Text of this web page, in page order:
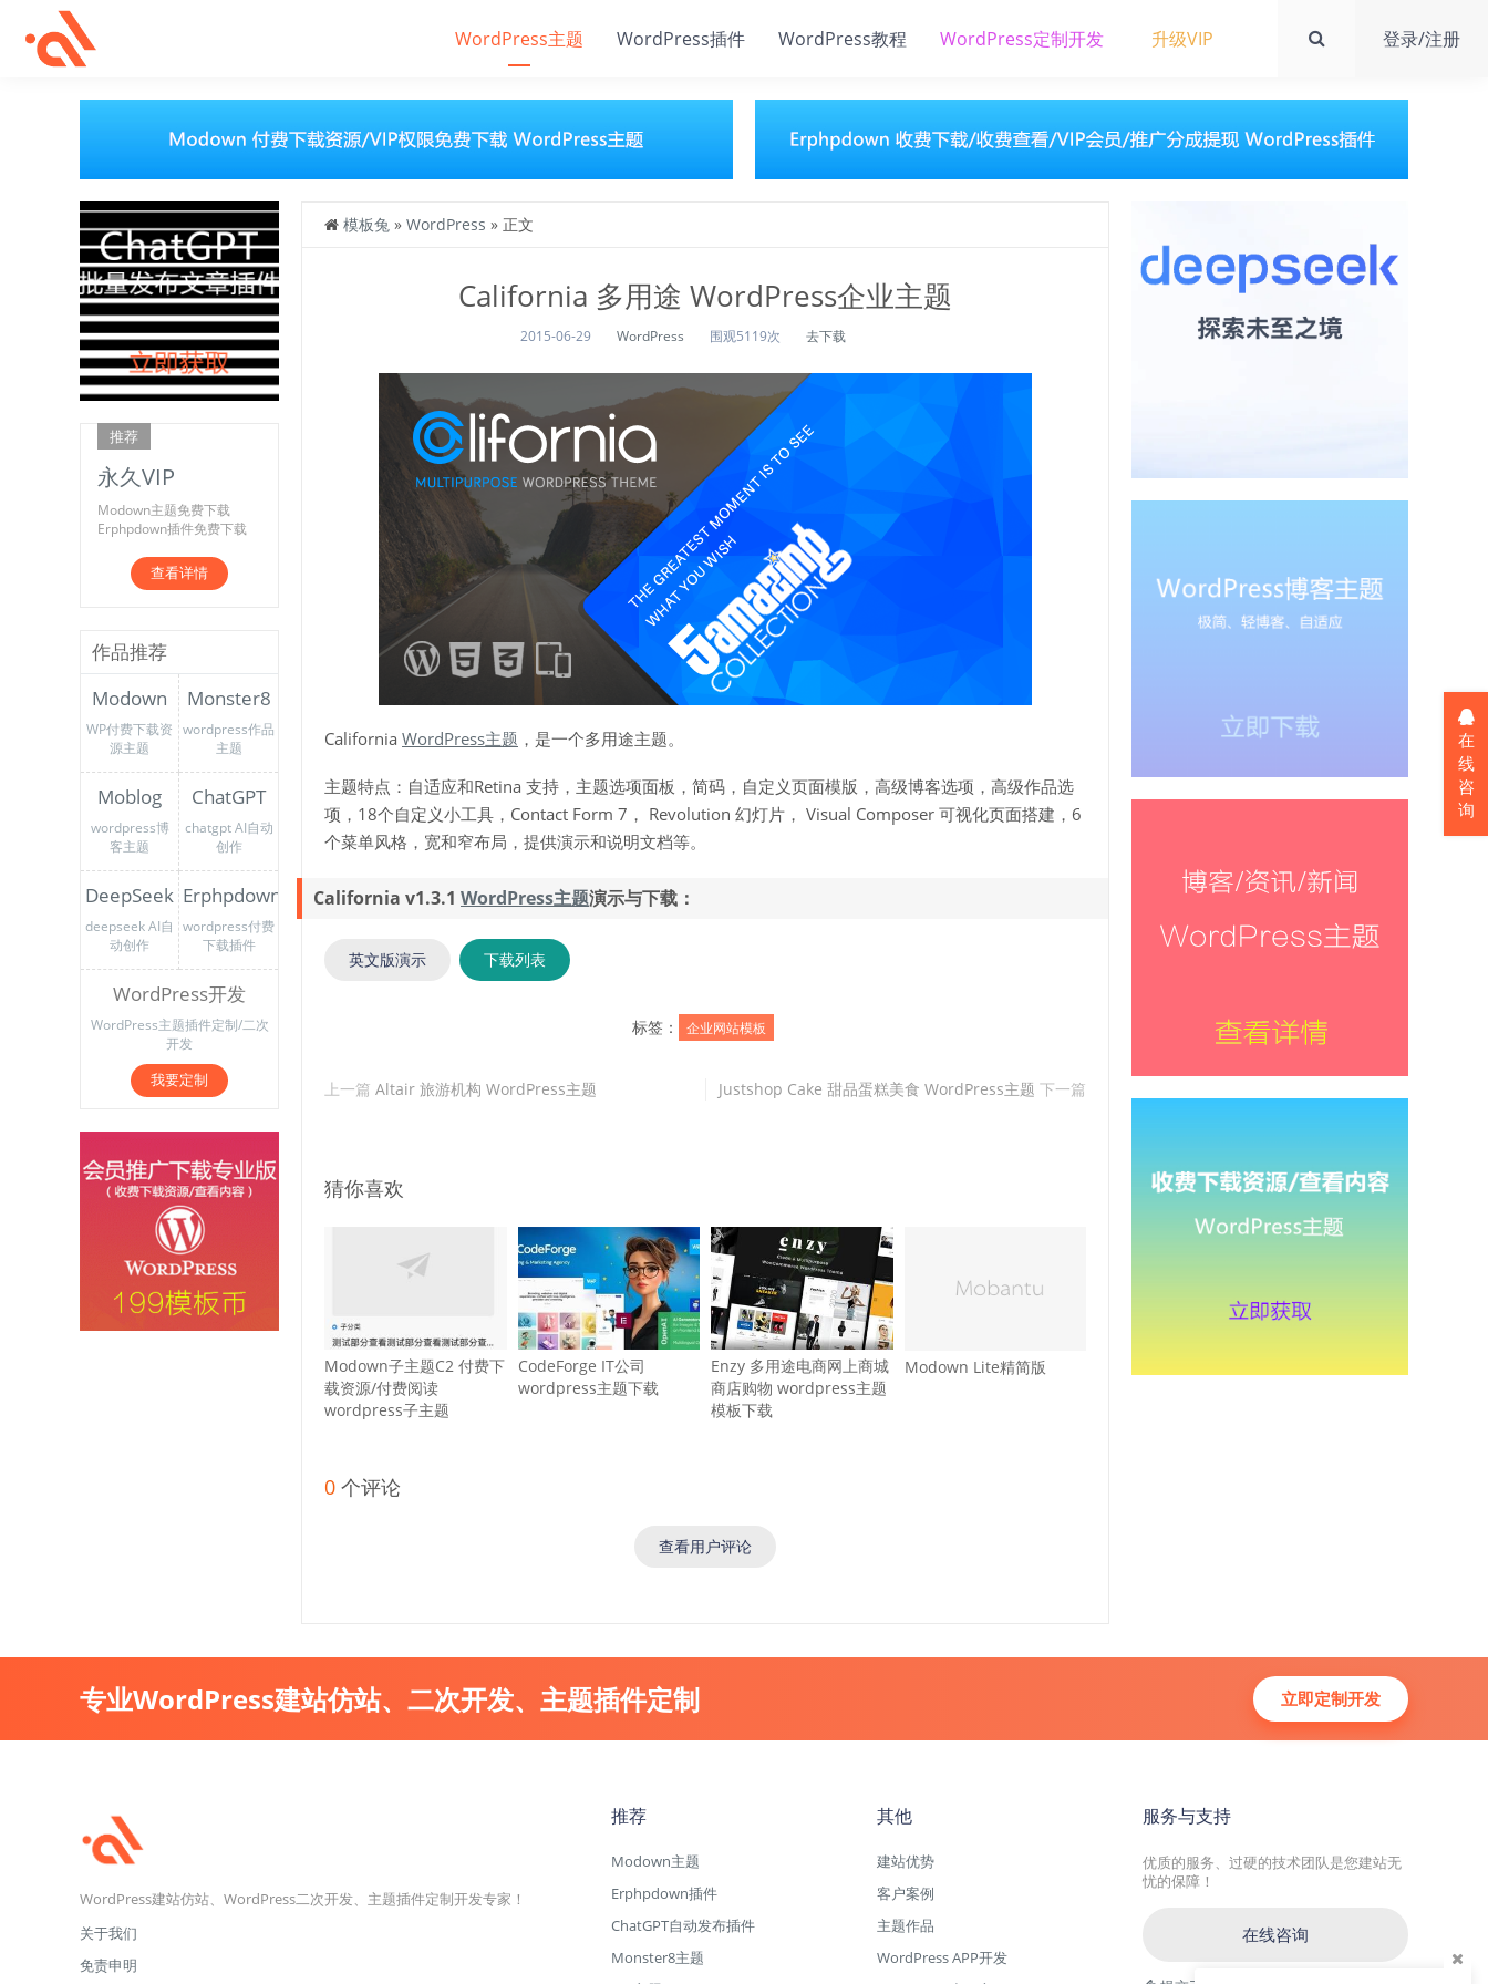
WordPress主题 WordPress插件 WordPress教程 WordPress定制开发 升级VIP 登录/注册
模板兔 » WordPress » 正文
California 多用途 WordPress企业主题
2015-06-29 WordPress 围观5119次 去下载
California WordPress主题 ，是一个多用途主题。
主题特点：自适应和Retina 支持，主题选项面板，简码，自定义页面模版，高级博客选项，高级作品选
项，18个自定义小工具，Contact Form 7， Revolution 幻灯片， Visual Composer 可视化页面搭建，6
个菜单风格，宽和窄布局，提供演示和说明文档等。
California v1.3.1 WordPress主题演示与下载：
英文版演示 下载列表
标签： 企业网站模板
上一篇 Altair 旅游机构 WordPress主题 Justshop Cake 甜品蛋糕美食 WordPress主题 下一篇
猜你喜欢
Modown子主题C2 付费下
载资源/付费阅读
wordpress子主题
CodeForge IT公司
wordpress主题下载
Enzy 多用途电商网上商城
商店购物 wordpress主题
模板下载
Modown Lite精简版
0 个评论
查看用户评论
推荐
永久VIP
Modown主题免费下载
Erphpdown插件免费下载
查看详情
作品推荐
Modown
WP付费下载资
源主题
Monster8
wordpress作品
主题
Moblog
wordpress博
客主题
ChatGPT
chatgpt AI自动
创作
DeepSeek
deepseek AI自
动创作
Erphpdown
wordpress付费
下载插件
WordPress开发
WordPress主题插件定制/二次
开发
我要定制
专业WordPress建站仿站、二次开发、主题插件定制 立即定制开发
WordPress建站仿站、WordPress二次开发、主题插件定制开发专家！
关于我们
免责申明
推荐
Modown主题
Erphpdown插件
ChatGPT自动发布插件
Monster8主题
其他
建站优势
客户案例
主题作品
WordPress APP开发
服务与支持
优质的服务、过硬的技术团队是您建站无
忧的保障！
在线咨询
在
线
咨
询